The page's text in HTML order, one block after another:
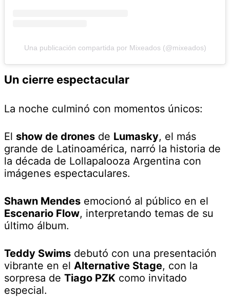
Una publicación compartida por Mixeados (@mixeados)
Un cierre espectacular
La noche culminó con momentos únicos:
El show de drones de Lumasky, el más
grande de Latinoamérica, narró la historia de
la década de Lollapalooza Argentina con
imágenes espectaculares.
Shawn Mendes emocionó al público en el
Escenario Flow, interpretando temas de su
último álbum.
Teddy Swims debutó con una presentación
vibrante en el Alternative Stage, con la
sorpresa de Tiago PZK como invitado
especial.